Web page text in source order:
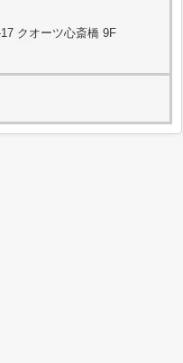
クオーツ心斎橋 9F